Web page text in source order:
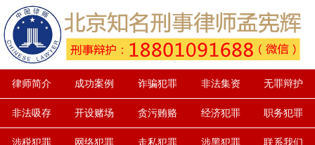
律师简介 成功案例 诈骗犯罪 非法集资 无罪辩护
非法吸存 开设赌场 贪污贿赂 经济犯罪 职务犯罪
涉税犯罪 网络犯罪 走私犯罪 涉黑犯罪 联系我们